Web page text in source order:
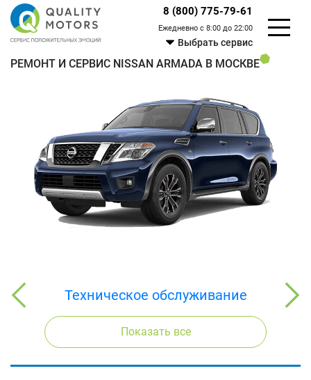
8 (800) 775-79-61
Ежедневно с 8:00 до 22:00
Выбрать сервис
РЕМОНТ И СЕРВИС NISSAN ARMADA В МОСКВЕ
Техническое обслуживание
Показать все